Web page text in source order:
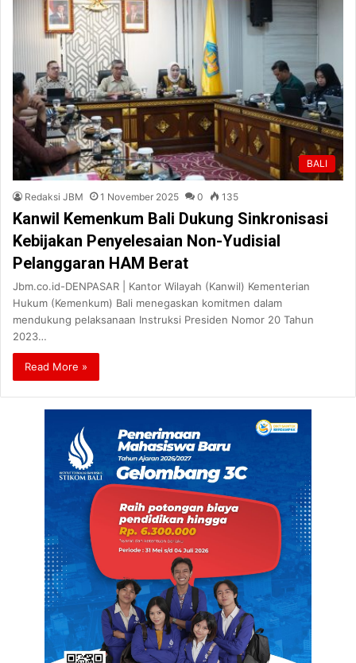
BALI
Redaksi JBM 1 November 2025 0 135
Kanwil Kemenkum Bali Dukung Sinkronisasi
Kebijakan Penyelesaian Non-Yudisial
Pelanggaran HAM Berat
Jbm.co.id-DENPASAR | Kantor Wilayah (Kanwil) Kementerian
Hukum (Kemenkum) Bali menegaskan komitmen dalam
mendukung pelaksanaan Instruksi Presiden Nomor 20 Tahun
2023…
Read More »